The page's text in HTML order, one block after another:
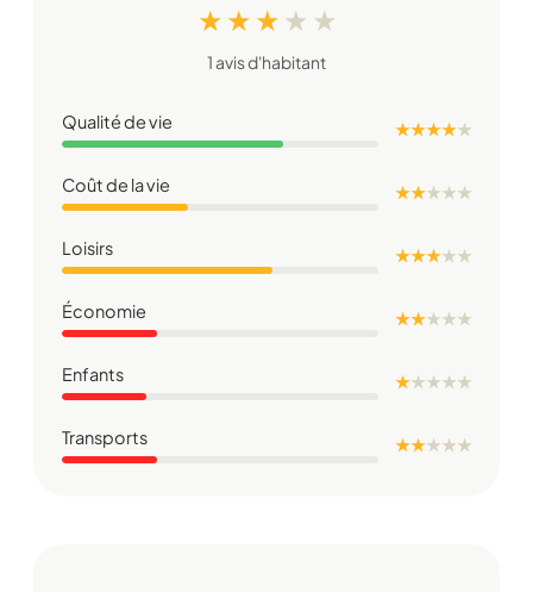
★ ★ ★ ★ ★
1 avis d'habitant
Qualité de vie ★ ★ ★ ★★
Coût de la vie ★ ★★★★
Loisirs ★ ★ ★★★
Économie ★ ★★★★
Enfants ★★★★★
Transports ★ ★★★★